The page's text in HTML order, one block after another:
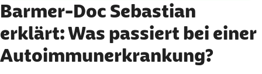
Barmer-Doc Sebastian
erklärt: Was passiert bei einer
Autoimmunerkrankung?